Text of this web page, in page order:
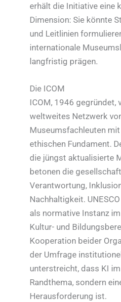
erhält die Initiative eine
Dimension: Sie könnte
und Leitlinien
internationale
langfristig prägen.
Die ICOM
ICOM, 1946 gegründet,
weltweites Netzwerk
Museumsfachleuten
ethischen Fundament.
die jüngst aktualisierte
betonen die
Verantwortung,
Nachhaltigkeit.
als normative Instanz
Kultur- und
Kooperation beider
der Umfrage
unterstreicht, dass KI
Randthema, sondern
Herausforderung ist.